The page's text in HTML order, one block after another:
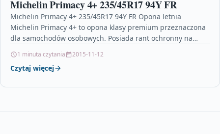
Michelin Primacy 4+ 235/45R17 94Y FR
Michelin Primacy 4+ 235/45R17 94Y FR Opona letnia
Michelin Primacy 4+ to opona klasy premium przeznaczona
dla samochodów osobowych. Posiada rant ochronny na
1 minuta czytania 2015-11-12
Czytaj więcej